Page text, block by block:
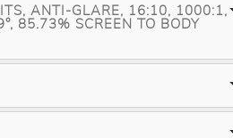
ANTI-GLARE, 16:10, 1000:1,
85.73% SCREEN TO BODY